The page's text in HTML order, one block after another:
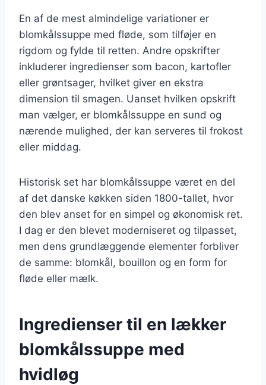
En af de mest almindelige variationer er
blomkålssuppe med fløde, som tilføjer en
rigdom og fylde til retten. Andre opskrifter
inkluderer ingredienser som bacon, kartofler
eller grøntsager, hvilket giver en ekstra
dimension til smagen. Uanset hvilken opskrift
man vælger, er blomkålssuppe en sund og
nærende mulighed, der kan serveres til frokost
eller middag.
Historisk set har blomkålssuppe været en del
af det danske køkken siden 1800-tallet, hvor
den blev anset for en simpel og økonomisk ret.
I dag er den blevet moderniseret og tilpasset,
men dens grundlæggende elementer forbliver
de samme: blomkål, bouillon og en form for
fløde eller mælk.
Ingredienser til en lækker
blomkålssuppe med
hvidløg